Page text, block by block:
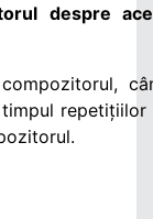
despre
repetițiilor